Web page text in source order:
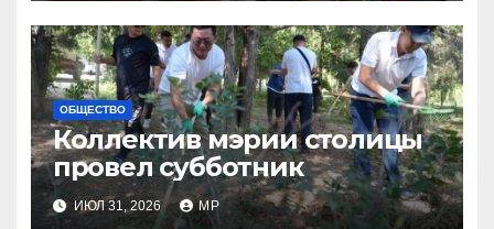
ОБЩЕСТВО
Коллектив мэрии столицы
провел субботник
ИЮЛ 31, 2026 MP